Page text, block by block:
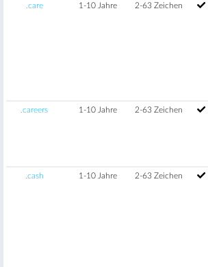
.care 1-10 Jahre 2-63 Zeichen
.careers 1-10 Jahre 2-63 Zeichen
.cash 1-10 Jahre 2-63 Zeichen